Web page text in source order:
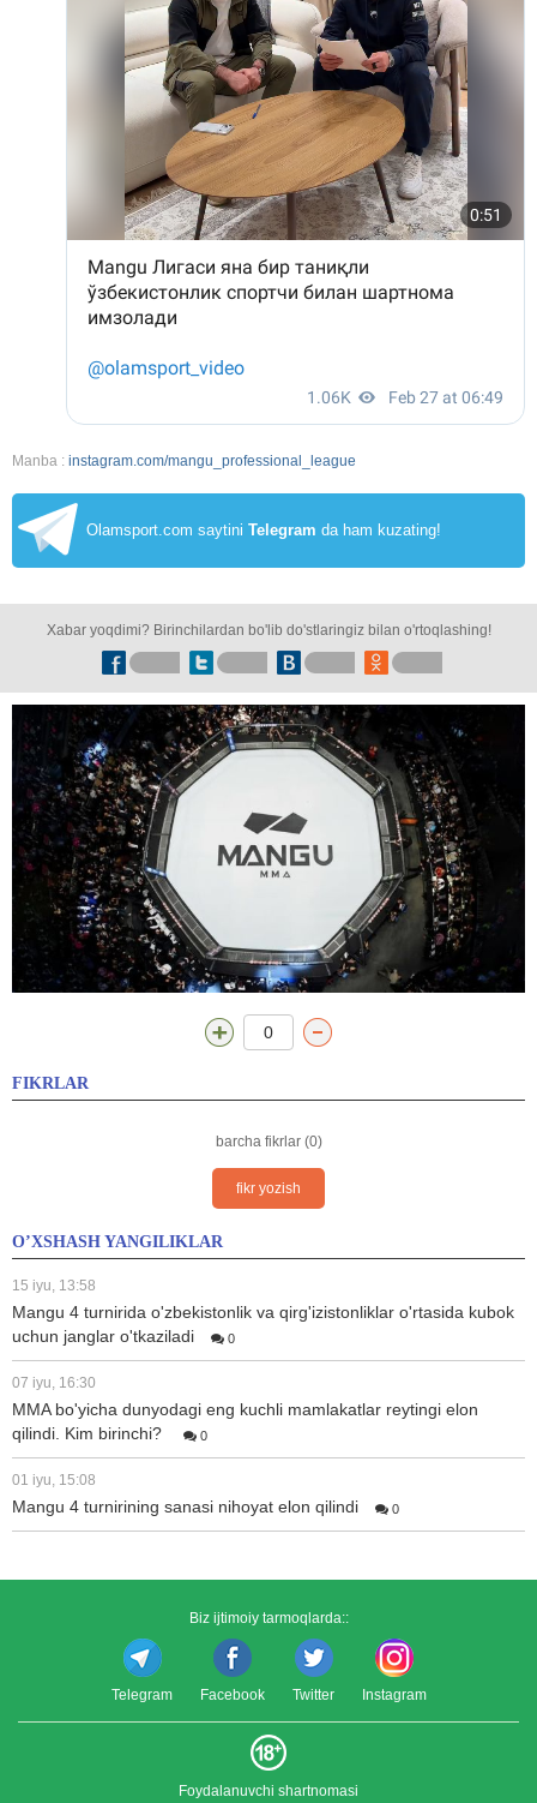
Manba : instagram.com/mangu_professional_league
Olamsport.com saytini Telegram da ham kuzating!
Xabar yoqdimi? Birinchilardan bo'lib do'stlaringiz bilan o'rtoqlashing!
0
FIKRLAR
barcha fikrlar (0)
fikr yozish
O’XSHASH YANGILIKLAR
15 iyu, 13:58
Mangu 4 turnirida o'zbekistonlik va qirg'izistonliklar o'rtasida kubok
uchun janglar o'tkaziladi
0
07 iyu, 16:30
MMA bo'yicha dunyodagi eng kuchli mamlakatlar reytingi elon
qilindi. Kim birinchi?
0
01 iyu, 15:08
Mangu 4 turnirining sanasi nihoyat elon qilindi 0
Biz ijtimoiy tarmoqlarda::
Telegram Facebook Twitter Instagram
Foydalanuvchi shartnomasi